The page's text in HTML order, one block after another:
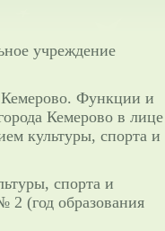
учреждение
Функции и
Кемерово в лице
культуры, спорта и
спорта и
(год образования